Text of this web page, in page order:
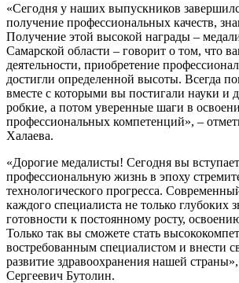
«Сегодня у наших выпускников
получение профессиональных качеств,
Получение этой высокой награды –
Самарской области – говорит о том, что
деятельности, приобретение
достигли определенной высоты. Всегда
вместе с которыми вы постигали науки и
робкие, а потом уверенные шаги в
профессиональных компетенций», –
Халаева.
«Дорогие медалисты! Сегодня вы
профессиональную жизнь в эпоху
технологического прогресса.
каждого специалиста не только глубоких
готовности к постоянному росту,
Только так вы сможете стать
востребованным специалистом и внести
развитие здравоохранения нашей
Сергеевич Бутолин.